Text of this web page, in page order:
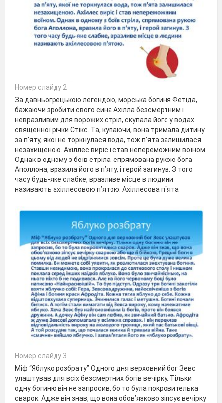
Номер слайду 2
За давньогрецькою легендою, морська богиня Фетіда,
бажаючи зробити свого сина Ахілла безсмертним і
невразливим для ворожих стріл, скупала його у водах
священної річки Стікс. Та, купаючи, вона тримала дитину
за п’яту, якої не торкнулася вода, тож п’ята залишилася
незахищеною. Ахіллес виріс і став непереможним воїном.
Однак в одному з боїв стріла, спрямована рукою бога
Аполлона, вразила його в п’яту, і герой загинув. З того
часу будь-яке слабке, вразливе місце в людини
називають ахіллесовою п’ятою. Ахіллесова п`ята
Номер слайду 3
Міф “Яблуко розбрату” Одного дня верховний бог Зевс
улаштував для всіх безсмертних богів вечірку. Тільки
одну богиню він не запросив, бо то була покровителька
сварок. Адже він знав, що вона обов’язково зіпсує вечірку